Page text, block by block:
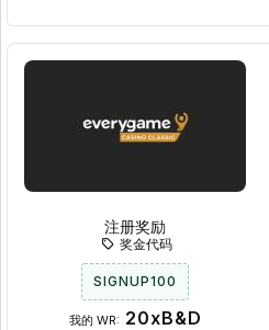
注册奖励
奖金代码
SIGNUP100
我的 WR: 20xB&D